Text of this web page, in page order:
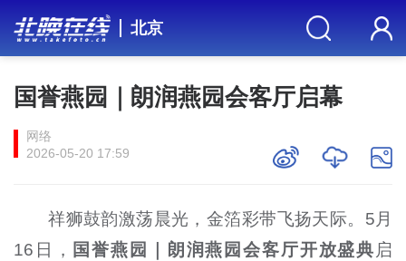
北京
国誉燕园｜朗润燕园会客厅启幕
网络
2026-05-20 17:59
祥狮鼓韵激荡晨光，金箔彩带飞扬天际。5月
16日， 国誉燕园｜朗润燕园会客厅开放盛典 启